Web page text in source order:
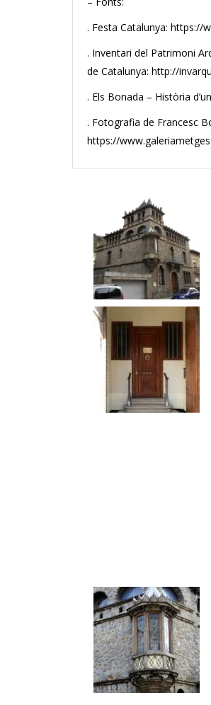
. Festa Catalunya: https://
. Inventari del Patrimoni
de Catalunya: http://
. Els Bonada – Història
. Fotografia de Francesc
https://